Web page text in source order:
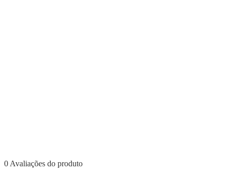
0 Avaliações do produto